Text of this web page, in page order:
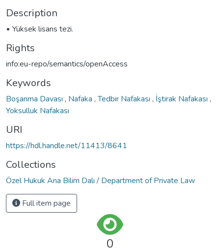
Description
▪ Yüksek lisans tezi.
Rights
info:eu-repo/semantics/openAccess
Keywords
Boşanma Davası , Nafaka ,Tedbir Nafakası , İştirak Nafakası ,
Yoksulluk Nafakası
URI
https://hdl.handle.net/11413/8641
Collections
Özel Hukuk Ana Bilim Dalı / Department of Private Law
Full item page
0